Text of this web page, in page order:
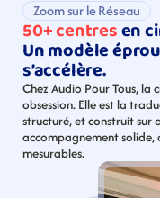
Zoom sur le Réseau
50+ centres en
Un modèle
s’accélère.
Chez Audio Pour Tous, la
obsession. Elle est la
structuré, et construit sur
accompagnement solide,
mesurables.